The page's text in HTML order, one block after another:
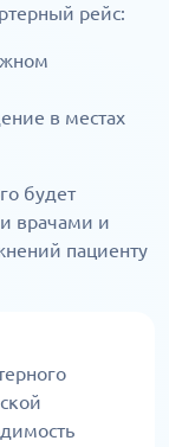
рейс:
в местах
будет
врачами и
пациенту